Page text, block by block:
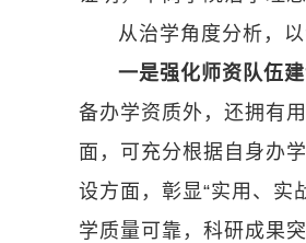
从治学角度分析，
一是强化师资队伍建
备办学资质外，还拥有
面，可充分根据自身办
设方面，彰显“实用、实
学质量可靠，科研成果